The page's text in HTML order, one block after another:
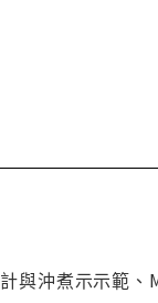
與沖煮示示範